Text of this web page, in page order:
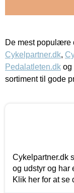
De mest populære
Cykelpartner.dk,
Pedalatleten.dk og
sortiment til gode
Cykelpartner.dk
og udstyr og har
Klik her for at se